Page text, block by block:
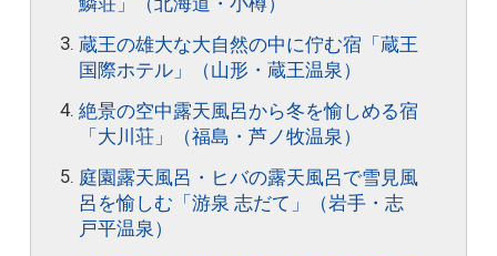
蔵王の雄大な大自然の中に佇む宿「蔵王
国際ホテル」（山形・蔵王温泉）
絶景の空中露天風呂から冬を愉しめる宿
「大川荘」（福島・芦ノ牧温泉）
庭園露天風呂・ヒバの露天風呂で雪見風
呂を愉しむ「游泉 志だて」（岩手・志
戸平温泉）